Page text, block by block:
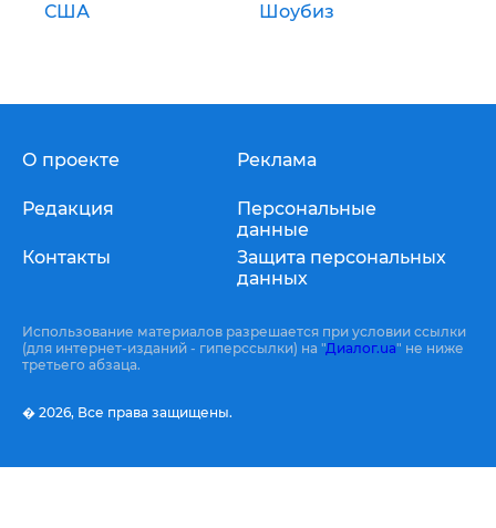
США Шоубиз
О проекте
Редакция
Контакты
Реклама
Персональные
данные
Защита персональных
данных
Использование материалов разрешается при условии ссылки
(для интернет-изданий - гиперссылки) на "Диалог.ua" не ниже
третьего абзаца.
� 2026, Все права защищены.